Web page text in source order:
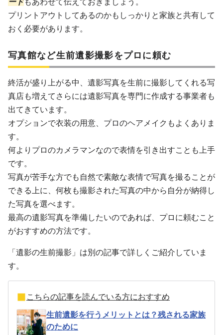
ードもあわせて伝えておきましょう。
プリントアウトしてあるのかもしっかりと家族と共有して
おく必要があります。
写真館など生前遺影撮影をプロに頼む
終活が盛り上がる中、遺影写真を生前に撮影してくれる写
真店も増えてさらには遺影写真を専門に作成する事業者も
出てきています。
オプションで衣装の用意、プロのヘアメイクもよくありま
す。
何よりプロのカメラマンなので表情を引き出すことも上手
です。
写真が苦手な方でも自然で素敵な表情で写真を撮ることが
できる上に、何枚も撮影された写真の中から自分が納得し
た写真を選べます。
最高の遺影写真を準備したいのであれば、プロに頼むこと
がおすすめの方法です。
「遺影の生前撮影」は別の記事で詳しくご紹介していま
す。
こちらの記事を読んでいる方におすすめ
生前遺影を行うメリットとは？残される家族
のために